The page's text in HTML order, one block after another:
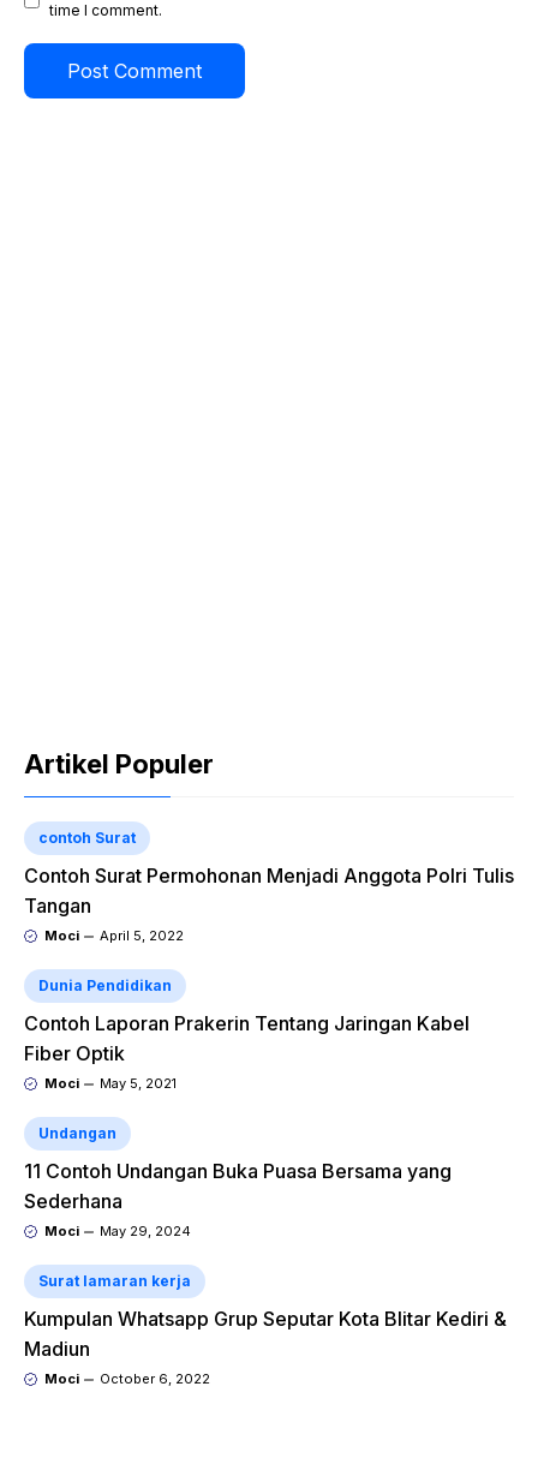
time I comment.
Artikel Populer
contoh Surat
Contoh Surat Permohonan Menjadi Anggota Polri Tulis
Tangan
Moci April 5, 2022
Dunia Pendidikan
Contoh Laporan Prakerin Tentang Jaringan Kabel
Fiber Optik
Moci May 5, 2021
Undangan
11 Contoh Undangan Buka Puasa Bersama yang
Sederhana
Moci May 29, 2024
Surat lamaran kerja
Kumpulan Whatsapp Grup Seputar Kota Blitar Kediri &
Madiun
Moci October 6, 2022